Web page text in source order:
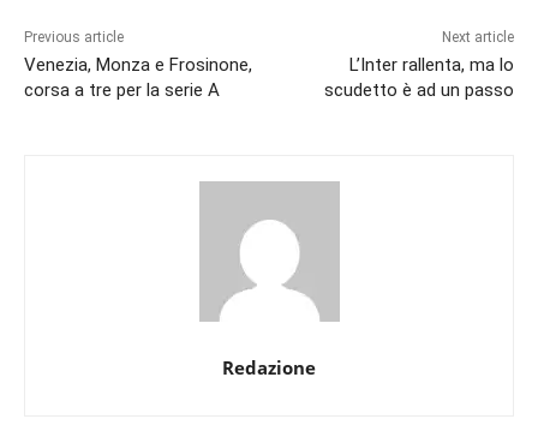
Previous article
Venezia, Monza e Frosinone,
corsa a tre per la serie A
Next article
L’Inter rallenta, ma lo
scudetto è ad un passo
Redazione